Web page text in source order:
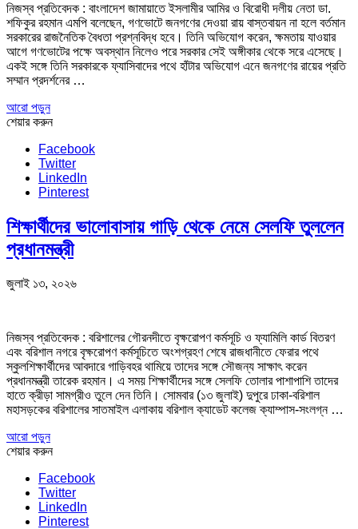
নিজস্ব প্রতিবেদক : বাংলাদেশ জামায়াতে ইসলামীর আমির ও বিরোধী দলীয় নেতা ডা.
শফিকুর রহমান এমপি বলেছেন, গণভোটে জনগণের দেওয়া রায় বাস্তবায়ন না হলে বর্তমান
সরকারের রাজনৈতিক বৈধতা প্রশ্নবিদ্ধ হবে। তিনি অভিযোগ করেন, ক্ষমতায় যাওয়ার
আগে গণভোটের পক্ষে অবস্থান নিলেও পরে সরকার সেই অঙ্গীকার থেকে সরে এসেছে।
একই সঙ্গে তিনি সরকারকে ফ্যাসিবাদের পথে হাঁটার অভিযোগ এনে জনগণের রায়ের প্রতি
সম্মান প্রদর্শনের …
আরো পড়ুন
শেয়ার করুন
Facebook
Twitter
LinkedIn
Pinterest
শিক্ষার্থীদের ভালোবাসায় গাড়ি থেকে নেমে সেলফি তুললেন
প্রধানমন্ত্রী
জুলাই ১৩, ২০২৬
নিজস্ব প্রতিবেদক : বরিশালের গৌরনদীতে বৃক্ষরোপণ কর্মসূচি ও ফ্যামিলি কার্ড বিতরণ
এবং বরিশাল নগরে বৃক্ষরোপণ কর্মসূচিতে অংশগ্রহণ শেষে রাজধানীতে ফেরার পথে
স্কুলশিক্ষার্থীদের আবদারে গাড়িবহর থামিয়ে তাদের সঙ্গে সৌজন্য সাক্ষাৎ করেন
প্রধানমন্ত্রী তারেক রহমান। এ সময় শিক্ষার্থীদের সঙ্গে সেলফি তোলার পাশাপাশি তাদের
হাতে ক্রীড়া সামগ্রীও তুলে দেন তিনি। সোমবার (১৩ জুলাই) দুপুরে ঢাকা-বরিশাল
মহাসড়কের বরিশালের সাতমাইল এলাকায় বরিশাল ক্যাডেট কলেজ ক্যাম্পাস-সংলগ্ন …
আরো পড়ুন
শেয়ার করুন
Facebook
Twitter
LinkedIn
Pinterest